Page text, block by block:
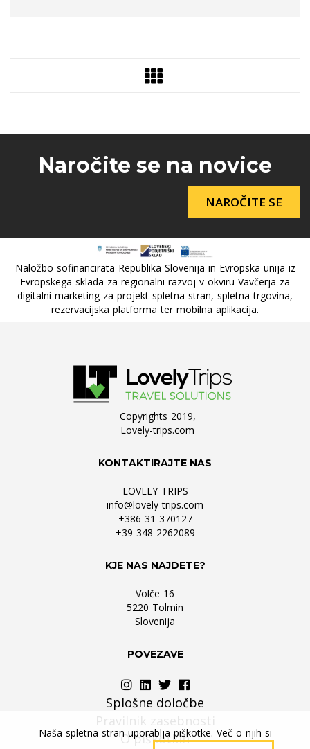
Naša spletna stran uporablja piškotke. Več o njih si
Naročite se na novice
NAROČITE SE
Naložbo sofinancirata Republika Slovenija in Evropska unija iz
Evropskega sklada za regionalni razvoj v okviru Vavčerja za
digitalni marketing za projekt spletna stran, spletna trgovina,
rezervacijska platforma ter mobilna aplikacija.
Copyrights 2019,
Lovely-trips.com
KONTAKTIRAJTE NAS
LOVELY TRIPS
info@lovely-trips.com
+386 31 370127
+39 348 2262089
KJE NAS NAJDETE?
Volče 16
5220 Tolmin
Slovenija
POVEZAVE
Splošne določbe
Pravilnik zasebnosti
O piškotkih